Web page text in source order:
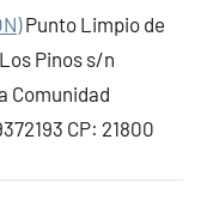
Punto Limpio de
Pinos s/n
Comunidad
CP: 21800